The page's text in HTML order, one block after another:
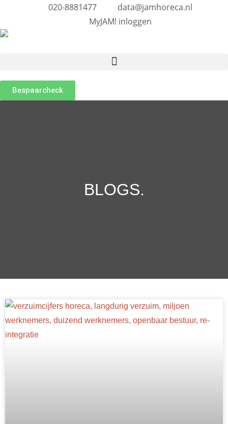
020-8881477
data@jamhoreca.nl
MyJAM! inloggen
Bespaarcheck
BLOGS.